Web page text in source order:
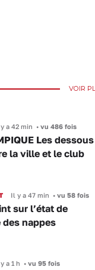
VOIR
a 42 min •vu 486 fois
Les
la ville et le club
Il y a 47 min •vu 58 fois
sur l’état de
nappes
a 1 h •vu 95 fois